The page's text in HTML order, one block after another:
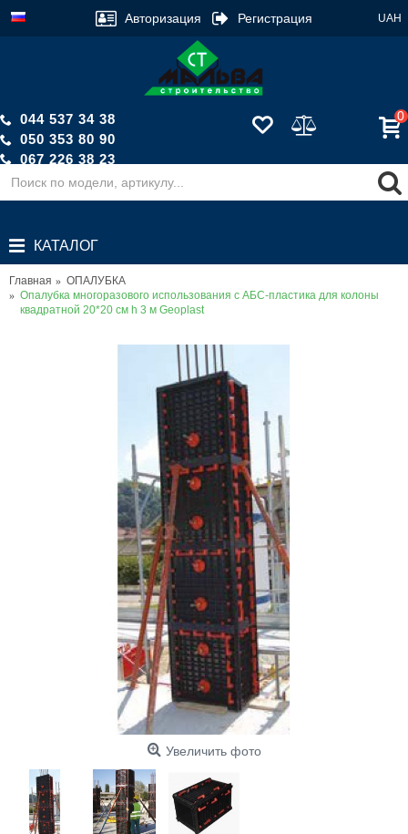
UAH
Авторизация Регистрация
044 537 34 38
050 353 80 90
067 226 38 23
Обратный звонок
0
КАТАЛОГ
Главная
ОПАЛУБКА
Опалубка многоразового использования с АБС-пластика для колоны
квадратной 20*20 см h 3 м Geoplast
Увеличить фото